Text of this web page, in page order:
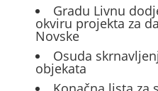
Gradu Livnu
okviru projekta za
Novske
Osuda
objekata